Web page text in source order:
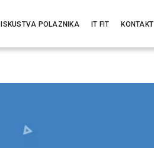
ISKUSTVA POLAZNIKA IT FIT KONTAKT